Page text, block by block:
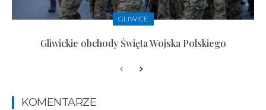
GLIWICE
Gliwickie obchody Święta Wojska Polskiego
KOMENTARZE